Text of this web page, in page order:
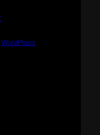
WordPress